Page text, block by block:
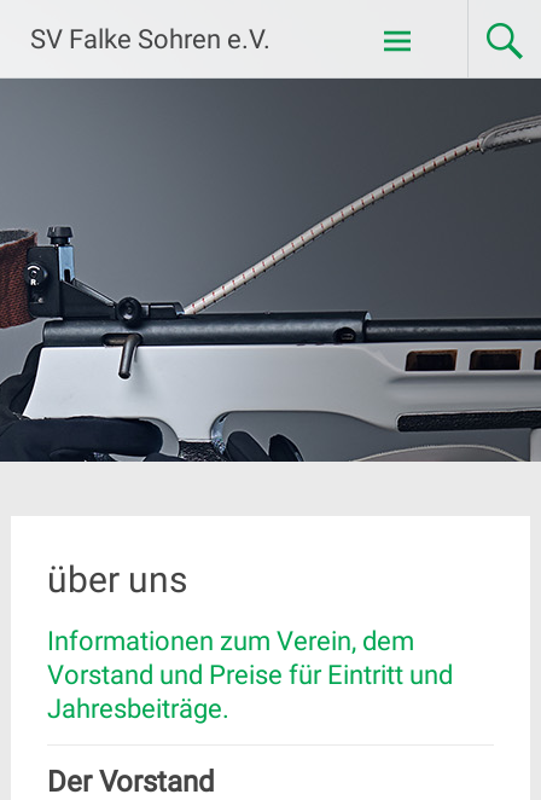
Inhalt
springen
SV Falke Sohren e.V.
über uns
Informationen zum Verein, dem
Vorstand und Preise für Eintritt und
Jahresbeiträge.
Der Vorstand